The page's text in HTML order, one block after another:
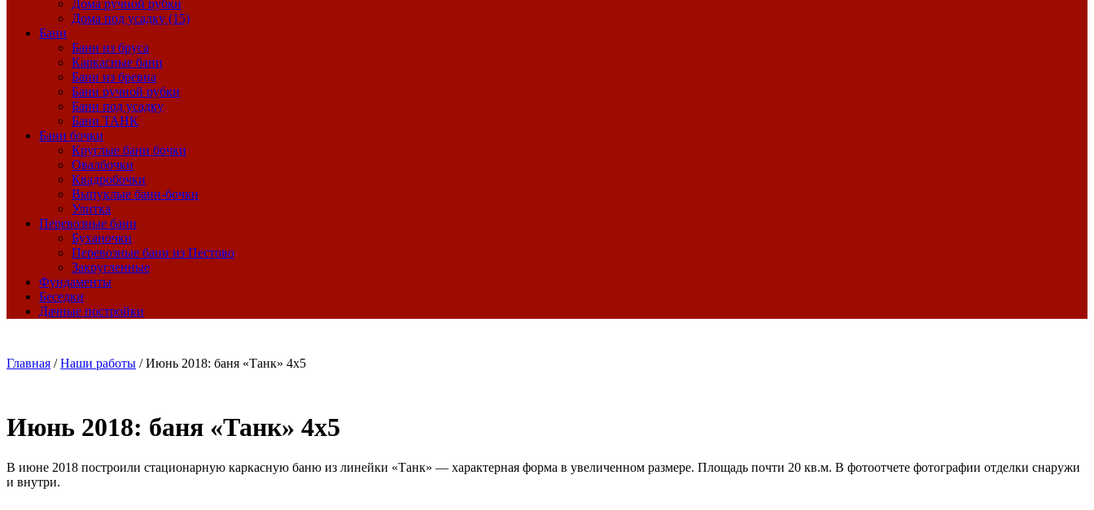
Дома ручной рубки
Дома под усадку (15)
Бани
Бани из бруса
Каркасные бани
Бани из бревна
Бани ручной рубки
Бани под усадку
Бани ТАНК
Бани бочки
Круглые бани бочки
Овалбочки
Квадробочки
Выпуклые бани-бочки
Улитка
Перевозные бани
Буханочки
Перевозные бани из Пестово
Закругленные
Фундаменты
Беседки
Дачные постройки
Главная /Наши работы /Июнь 2018: баня «Танк» 4х5
Июнь 2018: баня «Танк» 4х5
В июне 2018 построили стационарную каркасную баню из линейки «Танк» — характерная форма в увеличенном размере. Площадь почти 20 кв.м. В фотоотчете фотографии отделки снаружи
и внутри.